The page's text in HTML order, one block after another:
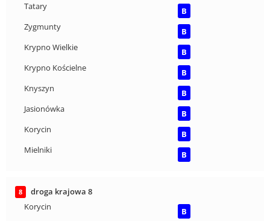
Tatary
B
Zygmunty
B
Krypno Wielkie
B
Krypno Kościelne
B
Knyszyn
B
Jasionówka
B
Korycin
B
Mielniki
B
8
droga krajowa 8
Korycin
B